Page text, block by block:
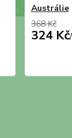
Austrálie
368 Kč
324 Kč/